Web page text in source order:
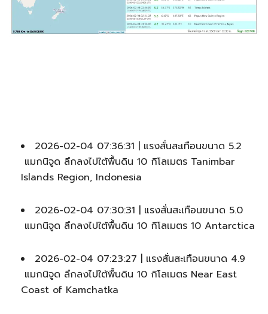
2026-02-04 07:36:31 | แรงสั่นสะเทือนขนาด 5.2
แมกนิจูด ลึกลงไปใต้พื้นดิน 10 กิโลเมตร Tanimbar
Islands Region, Indonesia
2026-02-04 07:30:31 | แรงสั่นสะเทือนขนาด 5.0
แมกนิจูด ลึกลงไปใต้พื้นดิน 10 กิโลเมตร 10 Antarctica
2026-02-04 07:23:27 | แรงสั่นสะเทือนขนาด 4.9
แมกนิจูด ลึกลงไปใต้พื้นดิน 10 กิโลเมตร Near East
Coast of Kamchatka